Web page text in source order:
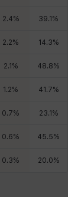
2.4% 39.1%
2.2% 14.3%
2.1% 48.8%
1.2% 41.7%
0.7% 23.1%
0.6% 45.5%
0.3% 20.0%